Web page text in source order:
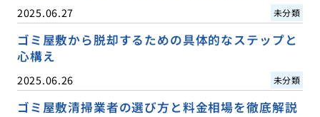
2025.06.27 未分類
ゴミ屋敷から脱却するための具体的なステップと
心構え
2025.06.26 未分類
ゴミ屋敷清掃業者の選び方と料金相場を徹底解説